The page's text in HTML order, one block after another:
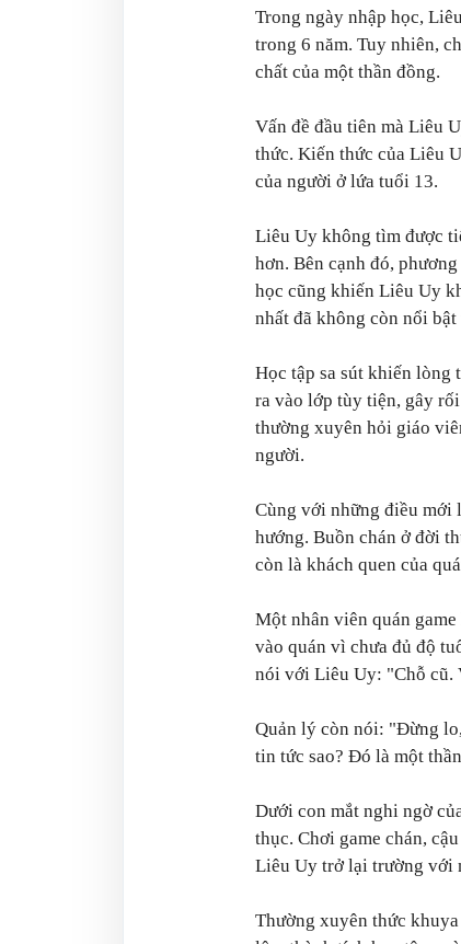
Trong ngày nhập học,
trong 6 năm. Tuy nhiên,
chất của một thần đồng.
Vấn đề đầu tiên mà Liêu
thức. Kiến thức của Liêu
của người ở lứa tuổi 13.
Liêu Uy không tìm được
hơn. Bên cạnh đó,
học cũng khiến Liêu Uy
nhất đã không còn nổi
Học tập sa sút khiến
ra vào lớp tùy tiện, gây
thường xuyên hỏi giáo
người.
Cùng với những điều mới
hướng. Buồn chán ở đời
còn là khách quen của
Một nhân viên quán
vào quán vì chưa đủ độ
nói với Liêu Uy: "Chỗ cũ.
Quản lý còn nói: "Đừng
tin tức sao? Đó là một
Dưới con mắt nghi ngờ
thục. Chơi game chán,
Liêu Uy trở lại trường với
Thường xuyên thức